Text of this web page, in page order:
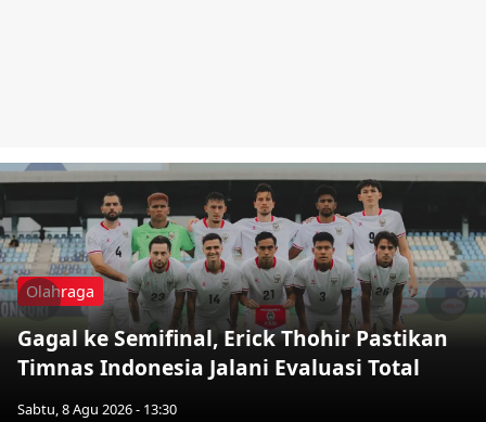
Olahraga
Gagal ke Semifinal, Erick Thohir Pastikan
Timnas Indonesia Jalani Evaluasi Total
Sabtu, 8 Agu 2026 - 13:30
Previous